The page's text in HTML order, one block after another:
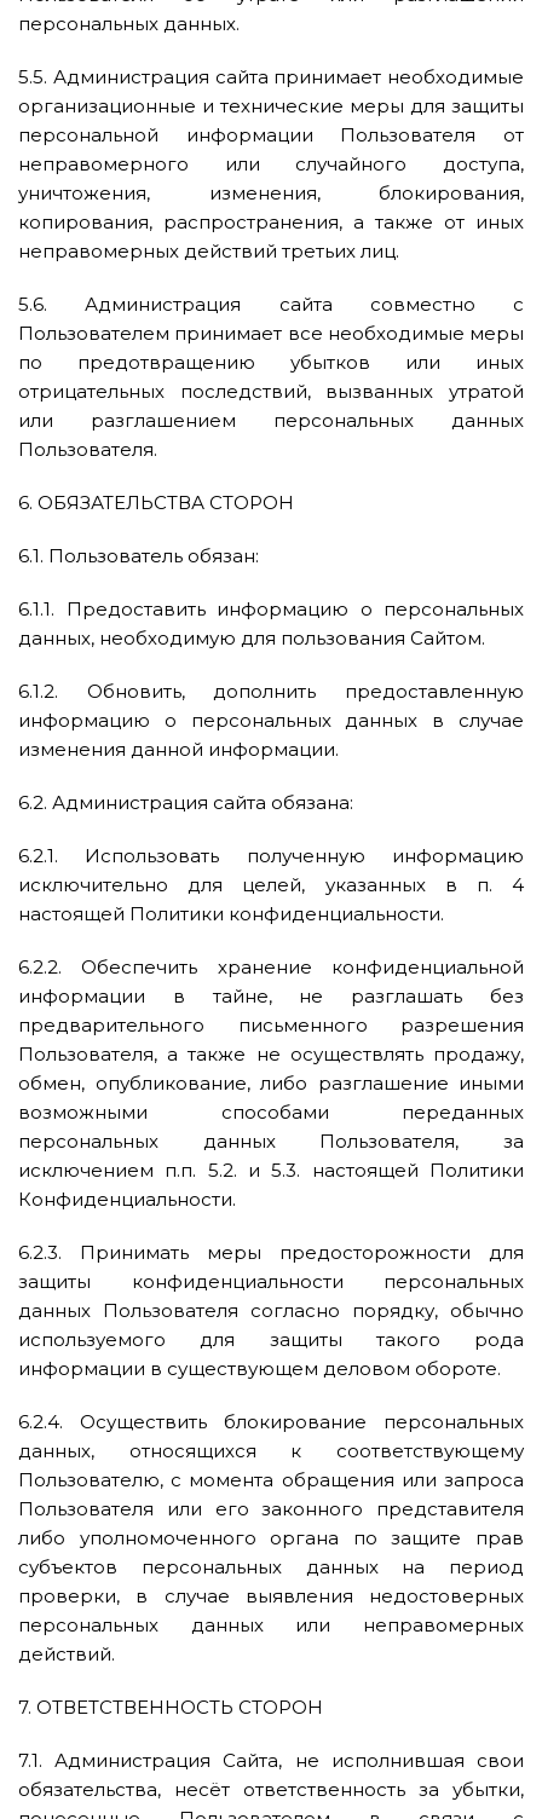
персональных данных.
5.5. Администрация сайта принимает необходимые
организационные и технические меры для защиты
персональной информации Пользователя от
неправомерного или случайного доступа,
уничтожения, изменения, блокирования,
копирования, распространения, а также от иных
неправомерных действий третьих лиц.
5.6. Администрация сайта совместно с
Пользователем принимает все необходимые меры
по предотвращению убытков или иных
отрицательных последствий, вызванных утратой
или разглашением персональных данных
Пользователя.
6. ОБЯЗАТЕЛЬСТВА СТОРОН
6.1. Пользователь обязан:
6.1.1. Предоставить информацию о персональных
данных, необходимую для пользования Сайтом.
6.1.2. Обновить, дополнить предоставленную
информацию о персональных данных в случае
изменения данной информации.
6.2. Администрация сайта обязана:
6.2.1. Использовать полученную информацию
исключительно для целей, указанных в п. 4
настоящей Политики конфиденциальности.
6.2.2. Обеспечить хранение конфиденциальной
информации в тайне, не разглашать без
предварительного письменного разрешения
Пользователя, а также не осуществлять продажу,
обмен, опубликование, либо разглашение иными
возможными способами переданных
персональных данных Пользователя, за
исключением п.п. 5.2. и 5.3. настоящей Политики
Конфиденциальности.
6.2.3. Принимать меры предосторожности для
защиты конфиденциальности персональных
данных Пользователя согласно порядку, обычно
используемого для защиты такого рода
информации в существующем деловом обороте.
6.2.4. Осуществить блокирование персональных
данных, относящихся к соответствующему
Пользователю, с момента обращения или запроса
Пользователя или его законного представителя
либо уполномоченного органа по защите прав
субъектов персональных данных на период
проверки, в случае выявления недостоверных
персональных данных или неправомерных
действий.
7. ОТВЕТСТВЕННОСТЬ СТОРОН
7.1. Администрация Сайта, не исполнившая свои
обязательства, несёт ответственность за убытки,